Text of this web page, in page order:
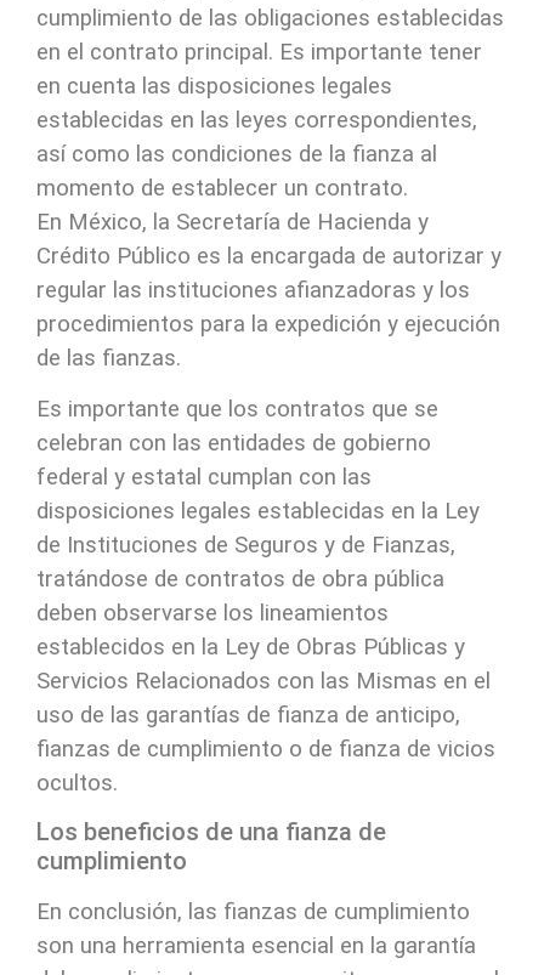
cumplimiento de las obligaciones establecidas
en el contrato principal. Es importante tener
en cuenta las disposiciones legales
establecidas en las leyes correspondientes,
así como las condiciones de la fianza al
momento de establecer un contrato.
En México, la Secretaría de Hacienda y
Crédito Público es la encargada de autorizar y
regular las instituciones afianzadoras y los
procedimientos para la expedición y ejecución
de las fianzas.
Es importante que los contratos que se
celebran con las entidades de gobierno
federal y estatal cumplan con las
disposiciones legales establecidas en la Ley
de Instituciones de Seguros y de Fianzas,
tratándose de contratos de obra pública
deben observarse los lineamientos
establecidos en la Ley de Obras Públicas y
Servicios Relacionados con las Mismas en el
uso de las garantías de fianza de anticipo,
fianzas de cumplimiento o de fianza de vicios
ocultos.
Los beneficios de una fianza de
cumplimiento
En conclusión, las fianzas de cumplimiento
son una herramienta esencial en la garantía